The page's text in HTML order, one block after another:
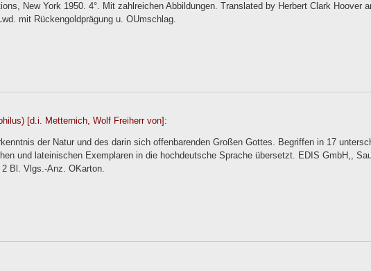
New York 1950. 4°. Mit zahlreichen Abbildungen. Translated by Herbert Clark Hoover
mit Rückengoldprägung u. OUmschlag.
[d.i. Metternich, Wolf Freiherr von]:
der Natur und des darin sich offenbarenden Großen Gottes. Begriffen in 17
und lateinischen Exemplaren in die hochdeutsche Sprache übersetzt. EDIS GmbH,,
Bl. Vlgs.-Anz. OKarton.